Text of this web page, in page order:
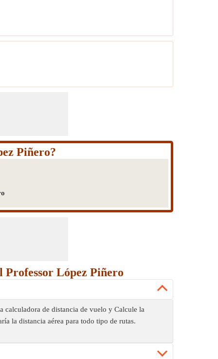
Piñero?
Professor López Piñero
calculadora de distancia de vuelo y Calcule la
la distancia aérea para todo tipo de rutas.